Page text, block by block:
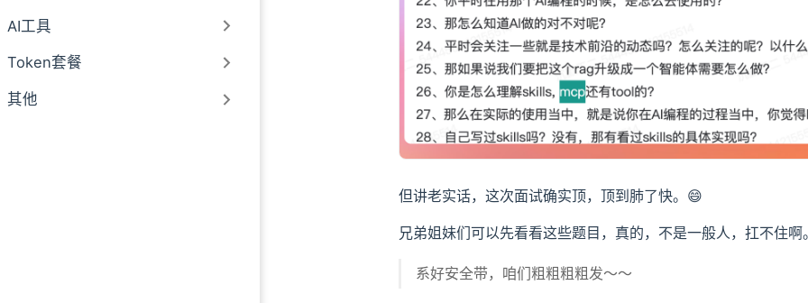
AI工具
Token套餐
其他
但讲老实话，这次面试确实顶，顶到肺了快。😄
兄弟姐妹们可以先看看这些题目，真的，不是一般人，扛不住啊
系好安全带，咱们粗粗粗粗发～～